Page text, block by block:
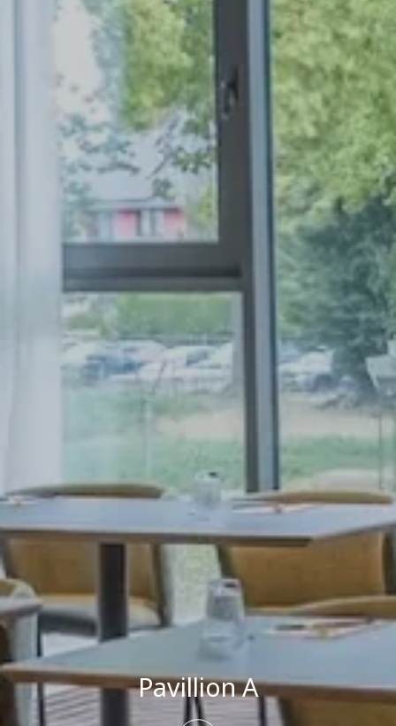
Pavillion A